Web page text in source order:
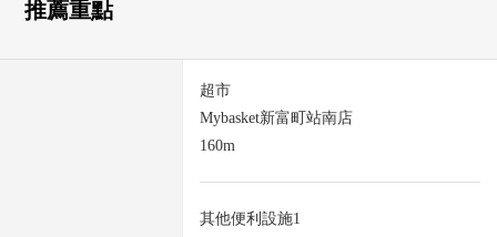
推薦重點
超市
Mybasket新富町站南店
160m
其他便利設施1